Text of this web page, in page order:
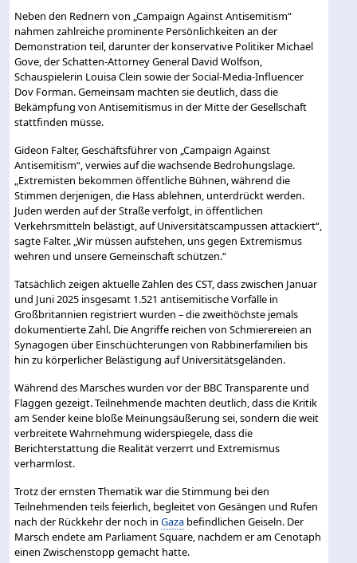
Neben den Rednern von „Campaign Against Antisemitism“
nahmen zahlreiche prominente Persönlichkeiten an der
Demonstration teil, darunter der konservative Politiker Michael
Gove, der Schatten-Attorney General David Wolfson,
Schauspielerin Louisa Clein sowie der Social-Media-Influencer
Dov Forman. Gemeinsam machten sie deutlich, dass die
Bekämpfung von Antisemitismus in der Mitte der Gesellschaft
stattfinden müsse.
Gideon Falter, Geschäftsführer von „Campaign Against
Antisemitism“, verwies auf die wachsende Bedrohungslage.
„Extremisten bekommen öffentliche Bühnen, während die
Stimmen derjenigen, die Hass ablehnen, unterdrückt werden.
Juden werden auf der Straße verfolgt, in öffentlichen
Verkehrsmitteln belästigt, auf Universitätscampussen attackiert“,
sagte Falter. „Wir müssen aufstehen, uns gegen Extremismus
wehren und unsere Gemeinschaft schützen.“
Tatsächlich zeigen aktuelle Zahlen des CST, dass zwischen Januar
und Juni 2025 insgesamt 1.521 antisemitische Vorfälle in
Großbritannien registriert wurden – die zweithöchste jemals
dokumentierte Zahl. Die Angriffe reichen von Schmierereien an
Synagogen über Einschüchterungen von Rabbinerfamilien bis
hin zu körperlicher Belästigung auf Universitätsgeländen.
Während des Marsches wurden vor der BBC Transparente und
Flaggen gezeigt. Teilnehmende machten deutlich, dass die Kritik
am Sender keine bloße Meinungsäußerung sei, sondern die weit
verbreitete Wahrnehmung widerspiegele, dass die
Berichterstattung die Realität verzerrt und Extremismus
verharmlost.
Trotz der ernsten Thematik war die Stimmung bei den
Teilnehmenden teils feierlich, begleitet von Gesängen und Rufen
nach der Rückkehr der noch inGaza befindlichen Geiseln. Der
Marsch endete am Parliament Square, nachdem er am Cenotaph
einen Zwischenstopp gemacht hatte.